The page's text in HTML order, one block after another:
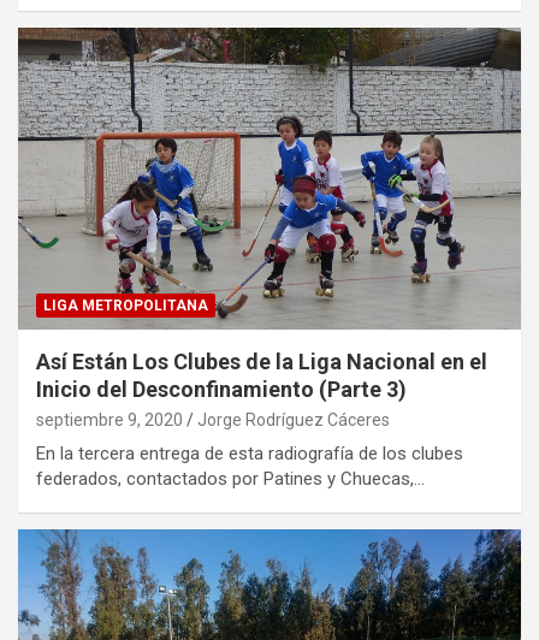
LIGA METROPOLITANA
Así Están Los Clubes de la Liga Nacional en el
Inicio del Desconfinamiento (Parte 3)
septiembre 9, 2020 Jorge Rodríguez Cáceres
En la tercera entrega de esta radiografía de los clubes
federados, contactados por Patines y Chuecas,…